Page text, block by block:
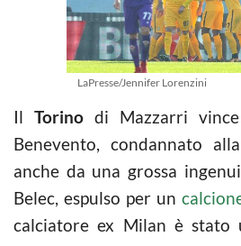
LaPresse/Jennifer Lorenzini
Il Torinodi Mazzarri
Benevento, condannato
anche da una grossa
Belec, espulso per un
calciatore ex Milan è